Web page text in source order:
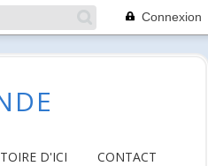
Connexion
D'ICI CONTACT